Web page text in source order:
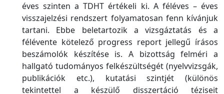
éves szinten a TDHT értékeli ki. A féléves – éves
visszajelzési rendszert folyamatosan fenn kívánjuk
tartani. Ebbe beletartozik a vizsgáztatás és a
félévente kötelező progress report jellegű írásos
beszámolók készítése is. A bizottság felméri a
hallgató tudományos felkészültségét (nyelvvizsgák,
publikációk etc.), kutatási szintjét (különös
tekintettel a készülő disszertáció téziseit